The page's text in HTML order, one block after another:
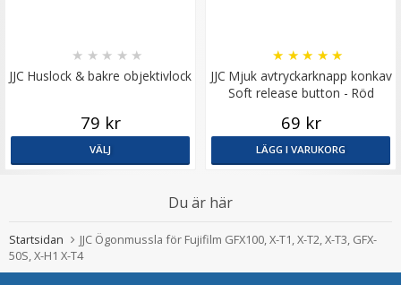
JJC Huslock & bakre objektivlock
★ ★ ★ ★ ★
79 kr
VÄLJ
JJC Mjuk avtryckarknapp konkav
Soft release button - Röd
★ ★ ★ ★ ★
69 kr
LÄGG I VARUKORG
Du är här
Startsidan
JJC Ögonmussla för Fujifilm GFX100, X-T1, X-T2, X-T3, GFX-
50S, X-H1 X-T4